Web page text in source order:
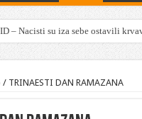
– Nacisti su iza sebe ostavili
/ TRINAESTI DAN RAMAZANA